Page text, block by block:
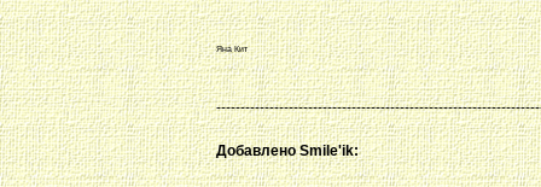
Яна Кит
Добавлено Smile'ik: